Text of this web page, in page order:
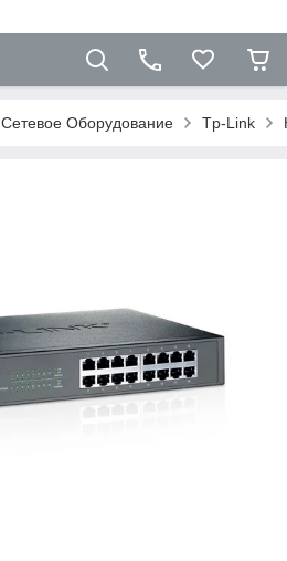
Сетевое Оборудование Tp-Link